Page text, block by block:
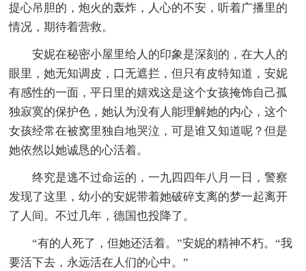
提心吊胆的，炮火的轰炸，人心的不安，听着广播里的
情况，期待着营救。
安妮在秘密小屋里给人的印象是深刻的，在大人的
眼里，她无知调皮，口无遮拦，但只有皮特知道，安妮
有感性的一面，平日里的嬉戏这是这个女孩掩饰自己孤
独寂寞的保护色，她认为没有人能理解她的内心，这个
女孩经常在被窝里独自地哭泣，可是谁又知道呢？但是
她依然以她诚恳的心活着。
终究是逃不过命运的，一九四四年八月一日，警察
发现了这里，幼小的安妮带着她破碎支离的梦一起离开
了人间。不过几年，德国也投降了。
“有的人死了，但她还活着。”安妮的精神不朽。“我
要活下去，永远活在人们的心中。”